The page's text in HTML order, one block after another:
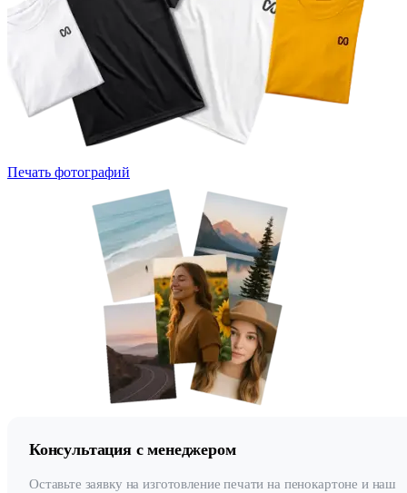
Печать фотографий
Консультация с менеджером
Оставьте заявку на изготовление печати на пенокартоне и наш